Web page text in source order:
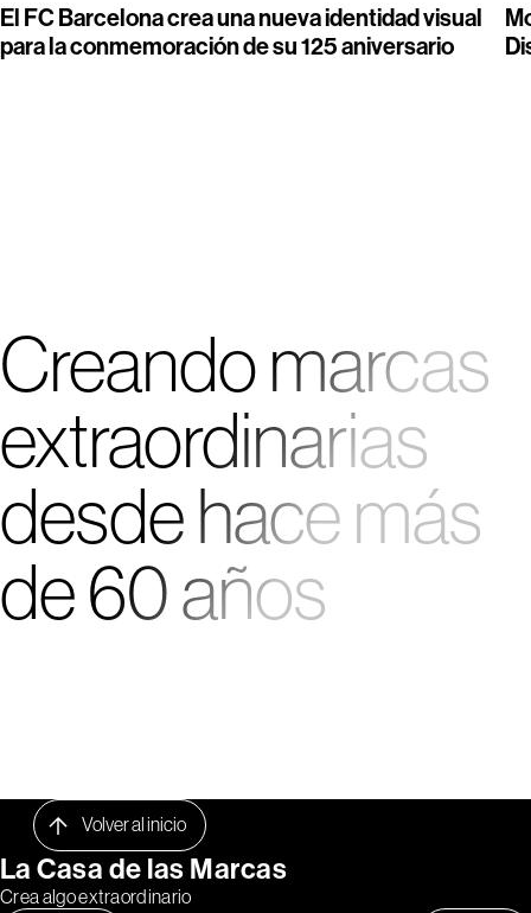
El FC Barcelona crea una nueva identidad visual
para la conmemoración de su 125 aniversario
Creando marcas
extraordinarias
desde hace más
de 60 años
Volver al inicio
La Casa de las Marcas
Crea algo extraordinario